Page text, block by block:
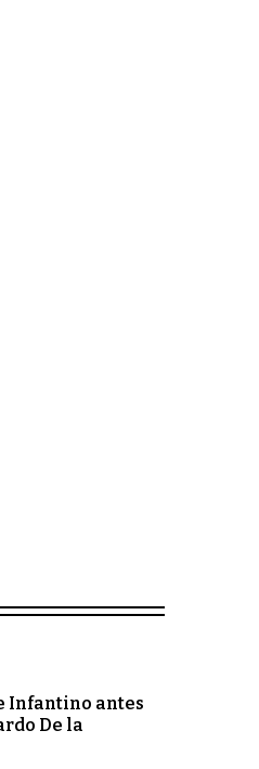
Infantino antes
De la